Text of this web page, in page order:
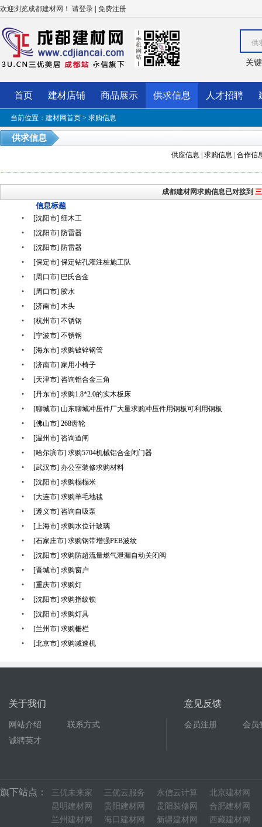
欢迎浏览成都建材网！ 请登录 | 免费注册
供
关
首页 建材店铺 商品展示 供求信息 人才招聘
当前位置： 建材网首页 > 求购信息
供求信息
供应信息 求购信息 合作信
成都建材网求购信息已对接到
信息标题
•
[沈阳市] 细木工
•
[沈阳市] 防雷器
•
[沈阳市] 防雷器
•
[保定市] 保定钻孔灌注桩施工队
•
[周口市] 巴氏合金
•
[周口市] 胶水
•
[济南市] 木头
•
[杭州市] 不锈钢
•
[宁波市] 不锈钢
•
[海东市] 求购镀锌钢管
•
[济南市] 家用小椅子
•
[天津市] 咨询铝合金三角
•
[丹东市] 求购1.8*2.0的实木板床
•
[聊城市] 山东聊城冲压件厂大量求购冲压件用钢板可利用钢板
•
[佛山市] 268齿轮
•
[温州市] 咨询道闸
•
[哈尔滨市] 求购5704机械铝合金闭门器
•
[武汉市] 办公室装修求购材料
•
[沈阳市] 求购榻榻米
•
[大连市] 求购羊毛地毯
•
[遵义市] 咨询自吸泵
•
[上海市] 求购水位计玻璃
•
[石家庄市] 求购钢带增强PEB波纹
•
[沈阳市] 求购防超流量燃气泄漏自动关闭阀
•
[晋城市] 求购窗户
•
[重庆市] 求购灯
•
[沈阳市] 求购指纹锁
•
[沈阳市] 求购灯具
•
[兰州市] 求购栅栏
•
[北京市] 求购减速机
关于我们
网站介绍
联系方式
诚聘英才
意见反馈
会员注册 会员
旗下站点： 三优未来家 三优云服务 永信云计算 北京建材网
昆明建材网
贵阳建材网 贵阳装修网 合肥建材网
兰州建材网
海口建材网 新疆建材网 西藏建材网